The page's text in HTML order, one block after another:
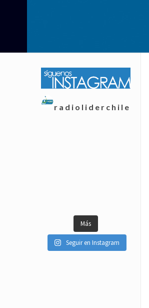
radioliderchile
Más
Seguir en Instagram